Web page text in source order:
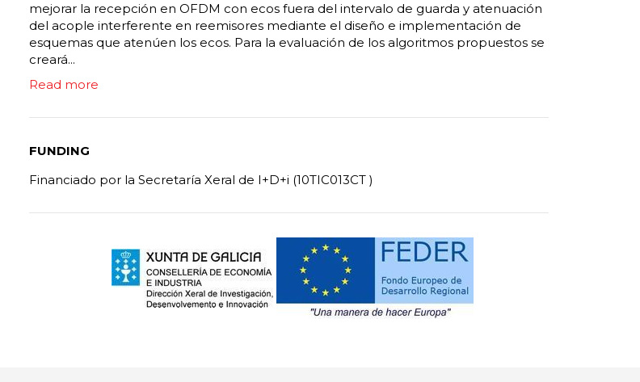
mejorar la recepción en OFDM con ecos fuera del intervalo de guarda y atenuación
del acople interferente en reemisores mediante el diseño e implementación de
esquemas que atenúen los ecos. Para la evaluación de los algoritmos propuestos se
creará...
Read more
FUNDING
Financiado por la Secretaría Xeral de I+D+i (10TIC013CT )